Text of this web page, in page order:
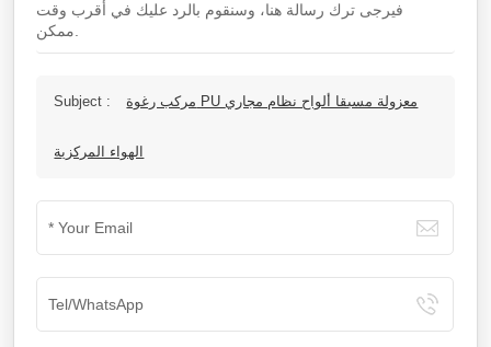
فيرجى ترك رسالة هنا، وسنقوم بالرد عليك في أقرب وقت
ممكن.
Subject : مركب رغوة PU معزولة مسبقا ألواح نظام مجاري
الهواء المركزية